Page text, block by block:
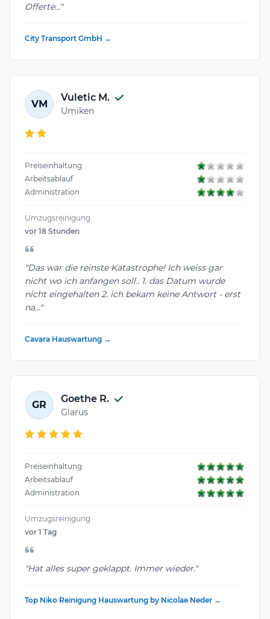
Offerte..."
City Transport GmbH →
VM
Vuletic M.
Umiken
Preiseinhaltung
Arbeitsablauf
Administration
Umzugsreinigung
vor 18 Stunden
"Das war die reinste Katastrophe! Ich weiss gar
nicht wo ich anfangen soll.. 1. das Datum wurde
nicht eingehalten 2. ich bekam keine Antwort - erst
na..."
Cavara Hauswartung →
GR
Goethe R.
Glarus
Preiseinhaltung
Arbeitsablauf
Administration
Umzugsreinigung
vor 1 Tag
"Hat alles super geklappt. Immer wieder."
Top Niko Reinigung Hauswartung by Nicolae Neder →